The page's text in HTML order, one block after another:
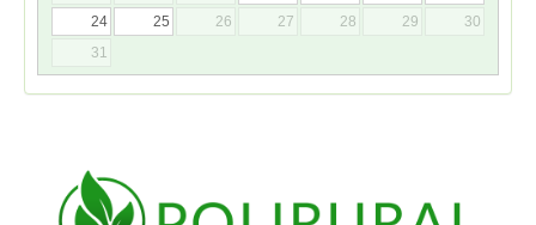
24
25 26 27 28 29
30
31